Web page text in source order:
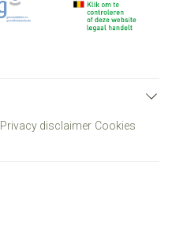
Privacy disclaimer Cookies